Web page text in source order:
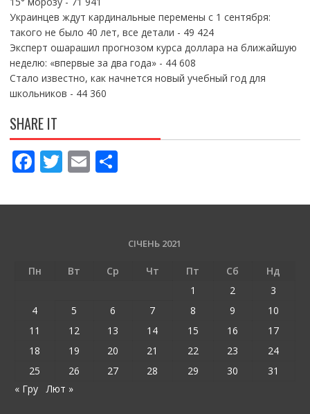
Украинцев ждут кардинальные перемены с 1 сентября:
такого не было 40 лет, все детали - 49 424
Эксперт ошарашил прогнозом курса доллара на ближайшую
неделю: «впервые за два года»- 44 608
Стало известно, как начнется новый учебный год для
школьников - 44 360
SHARE IT
F
e
o
T
itt
E
ai
П
ді
и
т
СІЧЕНЬ 2021
Пн Вт Ср Чт Пт Сб
Нд
1
2
3
4
5 6 7 8 9
10
11
12 13 14 15 16
17
18
19 20 21 22 23
24
25
26 27 28 29 30
31
« Гру
Лют »